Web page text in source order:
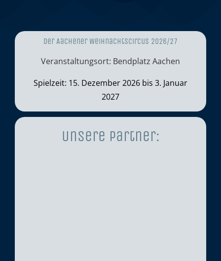
Der Aachener Weihnachtscircus 2026/27
Veranstaltungsort: Bendplatz Aachen
Spielzeit: 15. Dezember 2026 bis 3. Januar
2027
Unsere Partner: